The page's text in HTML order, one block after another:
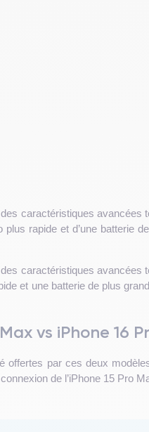
caractéristiques
rapide et d’une batterie
caractéristiques
et une batterie de plus
vs iPhone 16
par ces deux
de l’iPhone 15 Pro